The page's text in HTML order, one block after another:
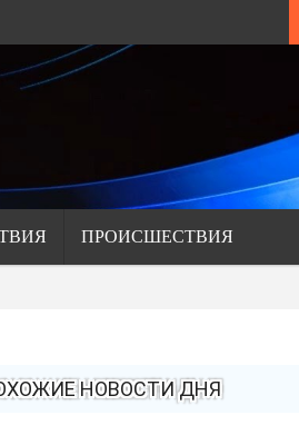
ПРОИСШЕСТВИЯ
НОВОСТИ ДНЯ